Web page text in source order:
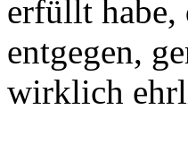
erfüllt habe,
entgegen,
wirklich